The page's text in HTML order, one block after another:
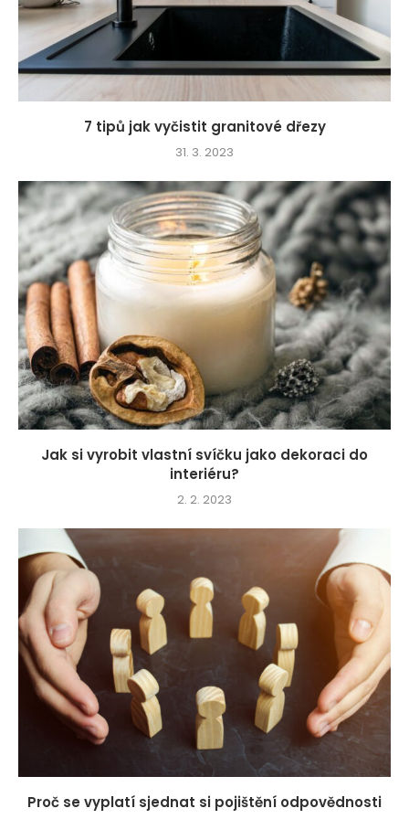
7 tipů jak vyčistit granitové dřezy
31. 3. 2023
Jak si vyrobit vlastní svíčku jako dekoraci do
interiéru?
2. 2. 2023
Proč se vyplatí sjednat si pojištění odpovědnosti